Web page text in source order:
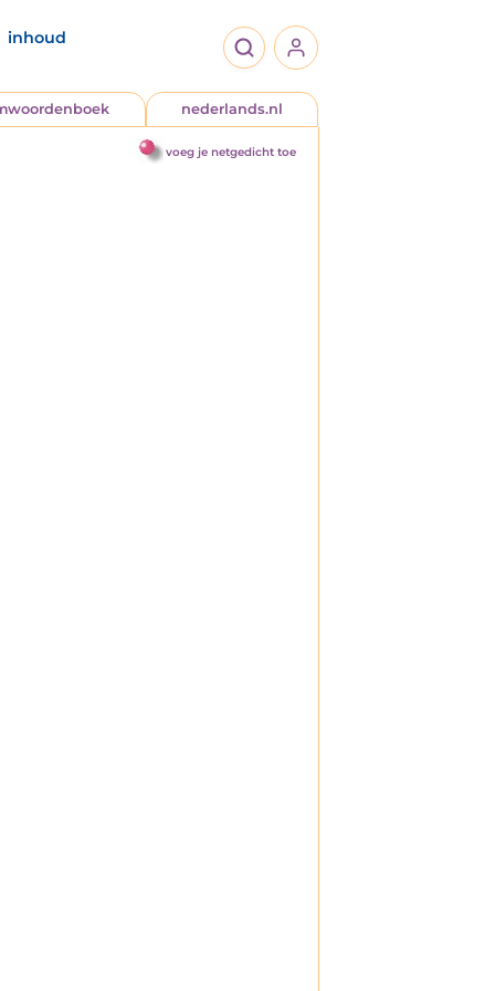
inhoud
nederlands.nl
voeg je netgedicht toe